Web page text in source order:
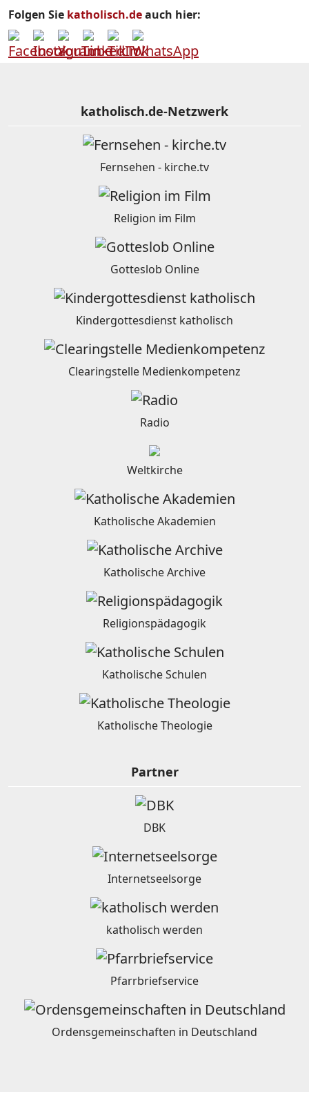
Folgen Sie katholisch.deauch hier:
katholisch.de-Netzwerk
Fernsehen - kirche.tv
Religion im Film
Gotteslob Online
Kindergottesdienst katholisch
Clearingstelle Medienkompetenz
Radio
Weltkirche
Katholische Akademien
Katholische Archive
Religionspädagogik
Katholische Schulen
Katholische Theologie
Partner
DBK
Internetseelsorge
katholisch werden
Pfarrbriefservice
Ordensgemeinschaften in Deutschland